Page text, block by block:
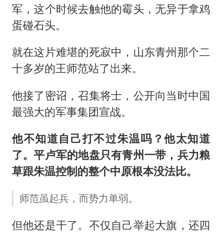
军，这个时候去触他的霉头，无异于拿鸡
蛋碰石头。
就在这片难堪的死寂中，山东青州那个二
十多岁的王师范站了出来。
他接了密诏，召集将士，公开向当时中国
最强大的军事集团宣战。
他不知道自己打不过朱温吗？他太知道
了。平卢军的地盘只有青州一带，兵力粮
草跟朱温控制的整个中原根本没法比。
师范虽起兵，而势力单弱。
但他还是干了。不仅自己举起大旗，还四